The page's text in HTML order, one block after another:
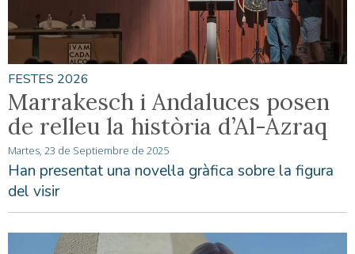
FESTES 2026
Marrakesch i Andaluces posen
de relleu la història d’Al-Azraq
Martes, 23 de Septiembre de 2025
Han presentat una novel·la gràfica sobre la figura
del visir